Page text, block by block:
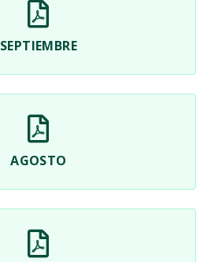
SEPTIEMBRE
AGOSTO